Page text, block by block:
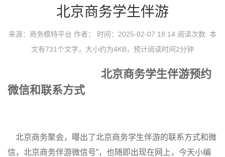
北京商务学生伴游
来源：商务模特平台 作者： 时间：2025-02-07 18:14 阅读次数: 本
文有731个文字，大小约为4KB，预计阅读时间2分钟
北京商务学生伴游预约
微信和联系方式
北京商务聚会，曝出了北京商务学生伴游的联系方式和微
信，北京商务伴游微信号”，也随即出现在网上，今天小编